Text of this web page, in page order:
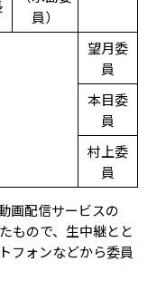
員）
望月委
員
本目委
員
村上委
員
画配信サービスの
もので、生中継とと
フォンなどから委員